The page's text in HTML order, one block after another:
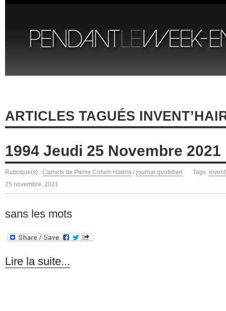
ARTICLES TAGUÉS
1994 Jeudi 25 Novembre 2021
Rubrique(s) : Carnets de Pierre Cohen-Hadria / journal quotidien Tags:
25 novembre, 2021
sans les mots
Lire la suite...